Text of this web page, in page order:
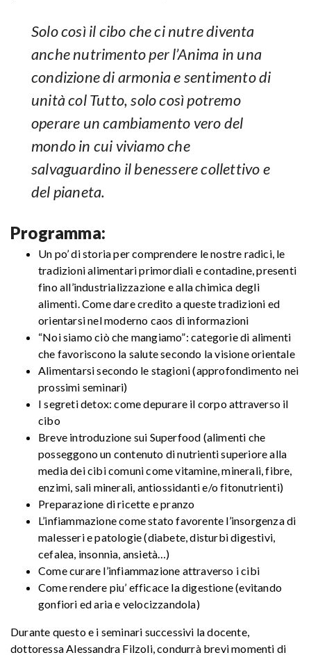
Solo così il cibo che ci nutre diventa
anche nutrimento per l’Anima in una
condizione di armonia e sentimento di
unità col Tutto, solo così potremo
operare un cambiamento vero del
mondo in cui viviamo che
salvaguardino il benessere collettivo e
del pianeta.
Programma:
Un po’ di storia per comprendere le nostre radici, le
tradizioni alimentari primordiali e contadine, presenti
fino all’industrializzazione e alla chimica degli
alimenti. Come dare credito a queste tradizioni ed
orientarsi nel moderno caos di informazioni
“Noi siamo ciò che mangiamo”: categorie di alimenti
che favoriscono la salute secondo la visione orientale
Alimentarsi secondo le stagioni (approfondimento nei
prossimi seminari)
I segreti detox: come depurare il corpo attraverso il
cibo
Breve introduzione sui Superfood (alimenti che
posseggono un contenuto di nutrienti superiore alla
media dei cibi comuni come vitamine, minerali, fibre,
enzimi, sali minerali, antiossidanti e/o fitonutrienti)
Preparazione di ricette e pranzo
L’infiammazione come stato favorente l’insorgenza di
malesseri e patologie (diabete, disturbi digestivi,
cefalea, insonnia, ansietà…)
Come curare l’infiammazione attraverso i cibi
Come rendere piu’ efficace la digestione (evitando
gonfiori ed aria e velocizzandola)
Durante questo e i seminari successivi la docente,
dottoressa Alessandra Filzoli, condurrà brevi momenti di